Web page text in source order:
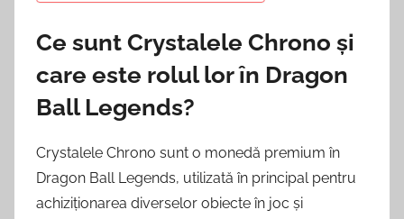
Ce sunt Crystalele Chrono și
care este rolul lor în Dragon
Ball Legends?
Crystalele Chrono sunt o monedă premium în
Dragon Ball Legends, utilizată în principal pentru
achiziționarea diverselor obiecte în joc și